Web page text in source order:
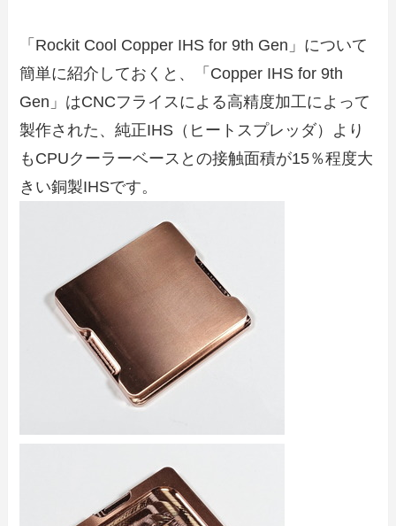
「Rockit Cool Copper IHS for 9th Gen」について
簡単に紹介しておくと、「Copper IHS for 9th
Gen」はCNCフライスによる高精度加工によって
製作された、純正IHS（ヒートスプレッダ）より
もCPUクーラーベースとの接触面積が15％程度大
きい銅製IHSです。